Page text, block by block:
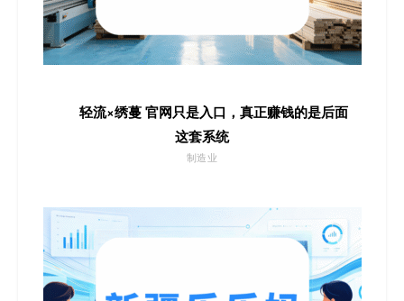
轻流×绣蔓 官网只是入口，真正赚钱的是后面
这套系统
制造业